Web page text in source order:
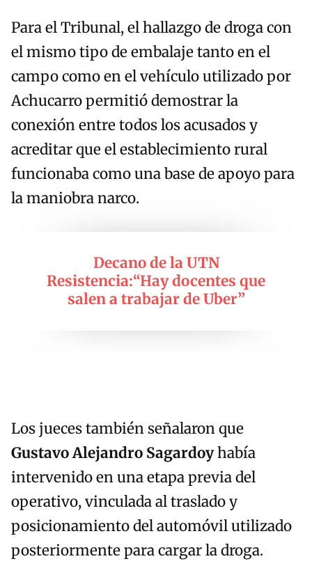
Para el Tribunal, el hallazgo de droga con
el mismo tipo de embalaje tanto en el
campo como en el vehículo utilizado por
Achucarro permitió demostrar la
conexión entre todos los acusados y
acreditar que el establecimiento rural
funcionaba como una base de apoyo para
la maniobra narco.
Decano de la UTN
Resistencia:“Hay docentes que
salen a trabajar de Uber”
Los jueces también señalaron que
Gustavo Alejandro Sagardoyhabía
intervenido en una etapa previa del
operativo, vinculada al traslado y
posicionamiento del automóvil utilizado
posteriormente para cargar la droga.